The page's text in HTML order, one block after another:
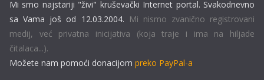
Mi smo najstariji "živi" kruševački Internet portal. Svakodnevno
sa Vama još od 12.03.2004. Mi nismo zvanično registrovani
medij, već privatna inicijativa (koja traje i ima na hiljade
čitalaca...).
Možete nam pomoći donacijom preko PayPal-a